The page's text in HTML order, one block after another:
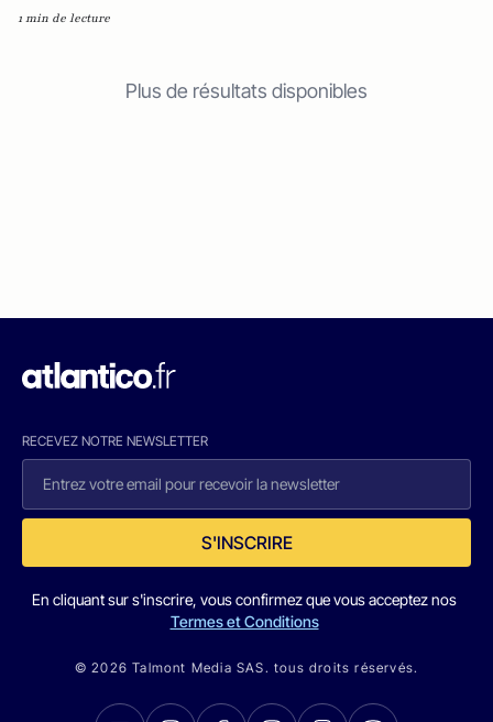
1 min de lecture
Plus de résultats disponibles
RECEVEZ NOTRE NEWSLETTER
S'INSCRIRE
En cliquant sur s'inscrire, vous confirmez que vous acceptez nos
Termes et Conditions
© 2026 Talmont Media SAS. tous droits réservés.